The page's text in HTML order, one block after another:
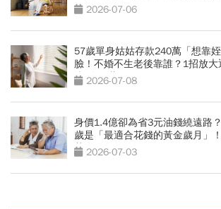
2026-07-06
57歲單身姑姑存款240萬「想靠
臉！不婚不生老後靠誰？1招放
滾到3.7萬
2026-07-08
身價1.4億卻為省3元油錢繞遠路
歲是「最適合花錢的黃金歲月」
花錢」
2026-07-03